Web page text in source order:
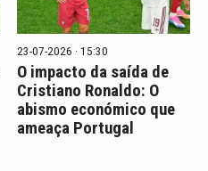
23-07-2026 · 15:30
O impacto da saída de
Cristiano Ronaldo: O
abismo económico que
ameaça Portugal